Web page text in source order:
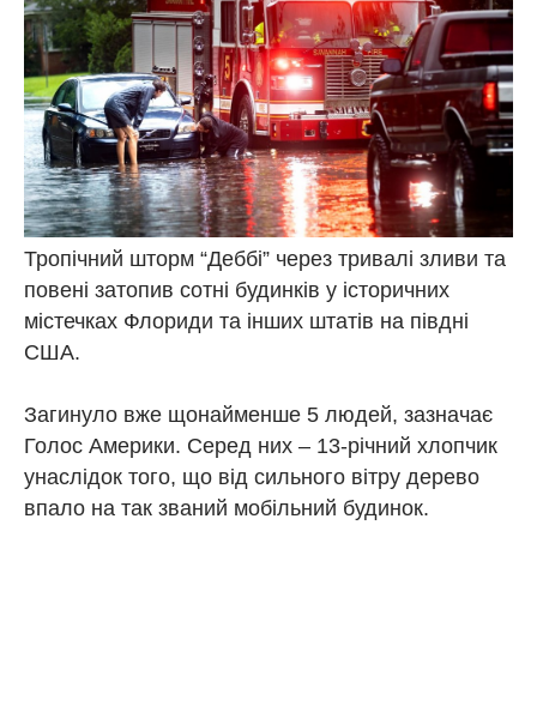
Тропічний шторм “Деббі” через тривалі зливи та
повені затопив сотні будинків у історичних
містечках Флориди та інших штатів на півдні
США.
Загинуло вже щонайменше 5 людей, зазначає
Голос Америки. Серед них – 13-річний хлопчик
унаслідок того, що від сильного вітру дерево
впало на так званий мобільний будинок.